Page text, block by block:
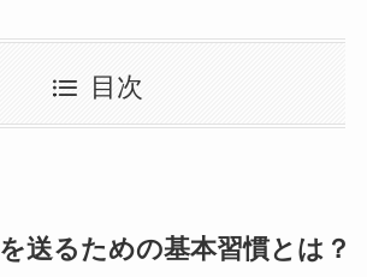
目次
送るための基本習慣とは？